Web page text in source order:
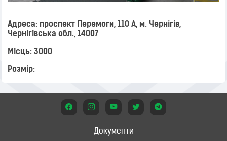
Адреса: проспект Перемоги, 110 A, м. Чернігів,
Чернігівська обл., 14007
Місць: 3000
Розмір:
Документи